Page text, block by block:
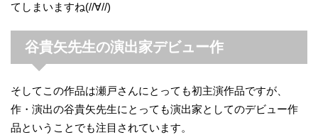
てしまいますね(//∀//)
谷貴矢先生の演出家デビュー作
そしてこの作品は瀬戸さんにとっても初主演作品ですが、
作・演出の谷貴矢先生にとっても演出家としてのデビュー作
品ということでも注目されています。